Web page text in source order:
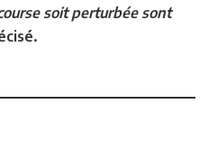
soit perturbée sont